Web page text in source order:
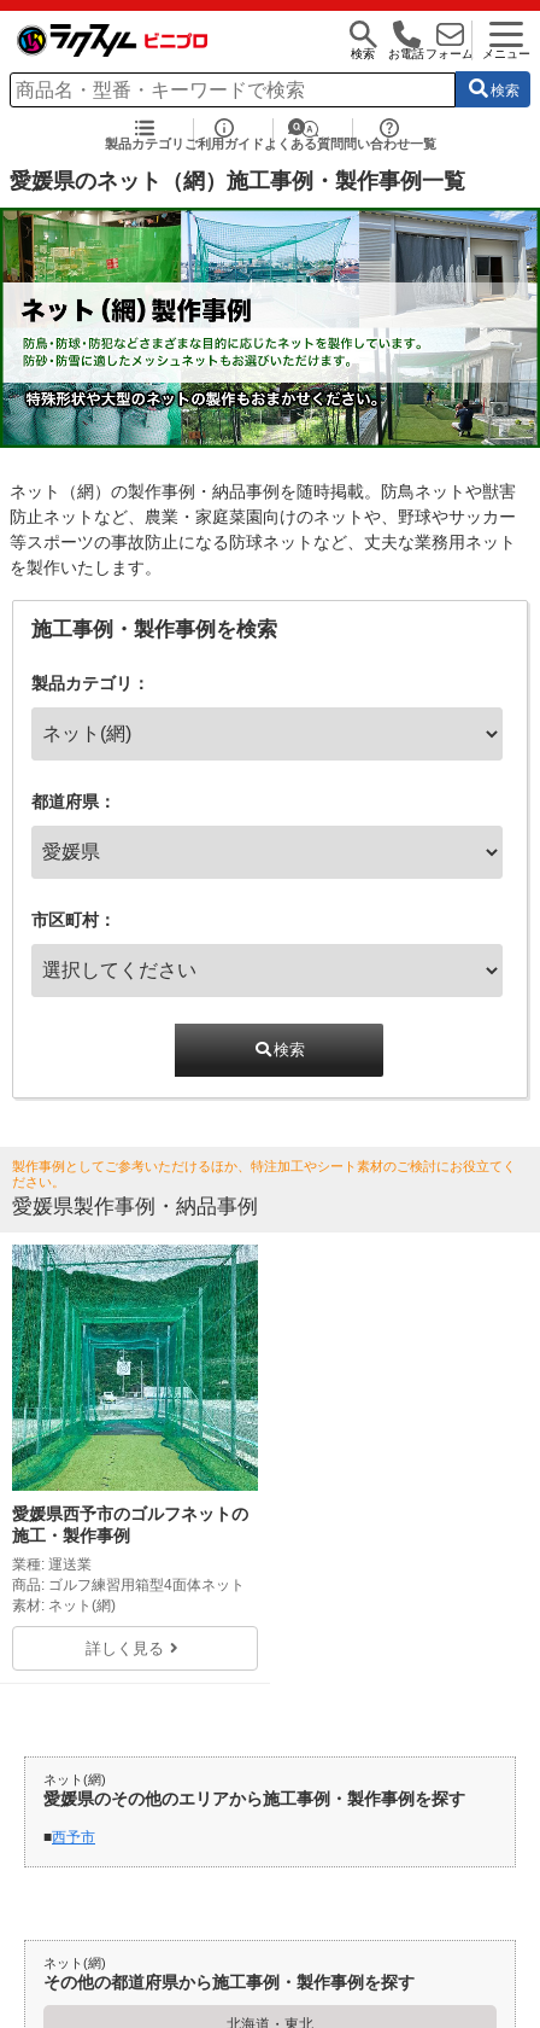
検索 お電話フォーム メニュー
検索
製品カテゴリ ご利用ガイド よくある質問 問い合わせ一覧
愛媛県のネット（網）施工事例・製作事例一覧
ネット（網）の製作事例・納品事例を随時掲載。防鳥ネットや獣害
防止ネットなど、農業・家庭菜園向けのネットや、野球やサッカー
等スポーツの事故防止になる防球ネットなど、丈夫な業務用ネット
を製作いたします。
施工事例・製作事例を検索
製品カテゴリ：
都道府県：
市区町村：
検索
製作事例としてご参考いただけるほか、特注加工やシート素材のご検討にお役立てく
ださい。
愛媛県製作事例・納品事例
愛媛県西予市のゴルフネットの
施工・製作事例
業種: 運送業
商品: ゴルフ練習用箱型4面体ネット
素材: ネット(網)
詳しく見る
ネット(網)
愛媛県のその他のエリアから施工事例・製作事例を探す
西予市
ネット(網)
その他の都道府県から施工事例・製作事例を探す
北海道・東北